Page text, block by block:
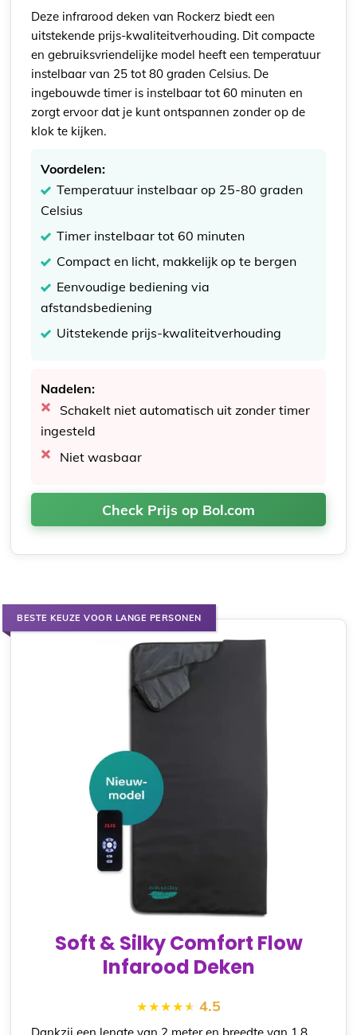
Deze infrarood deken van Rockerz biedt een
uitstekende prijs-kwaliteitverhouding. Dit compacte
en gebruiksvriendelijke model heeft een temperatuur
instelbaar van 25 tot 80 graden Celsius. De
ingebouwde timer is instelbaar tot 60 minuten en
zorgt ervoor dat je kunt ontspannen zonder op de
klok te kijken.
Voordelen:
Temperatuur instelbaar op 25-80 graden
Celsius
Timer instelbaar tot 60 minuten
Compact en licht, makkelijk op te bergen
Eenvoudige bediening via
afstandsbediening
Uitstekende prijs-kwaliteitverhouding
Nadelen:
Schakelt niet automatisch uit zonder timer
ingesteld
Niet wasbaar
Check Prijs op Bol.com
BESTE KEUZE VOOR LANGE PERSONEN
Soft & Silky Comfort Flow
Infarood Deken
4.5
Dankzij een lengte van 2 meter en breedte van 1,8